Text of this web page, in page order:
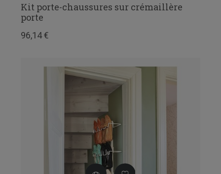
Kit porte-chaussures sur crémaillère
porte
96,14 €